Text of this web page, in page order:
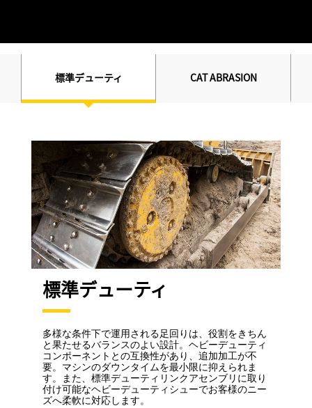
標準デューティ CAT ABRASION
標準デューティ
多様な条件下で運用される足回りは、役割をきちん
と果たせるバランスのよい設計。ヘビーデューティ
コンポーネントとの互換性があり、追加加工が不
要。マシンのダウンタイムを最小限に抑えられま
す。また、標準デューティリンクアセンブリに取り
付け可能なヘビーデューティシューでお客様のニー
ズへ柔軟に対応します。